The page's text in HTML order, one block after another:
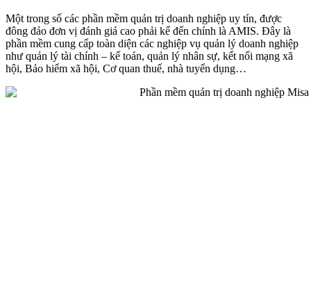
Một trong số các phần mềm quản trị doanh nghiệp uy tín, được
đông đảo đơn vị đánh giá cao phải kể đến chính là AMIS. Đây là
phần mềm cung cấp toàn diện các nghiệp vụ quản lý doanh nghiệp
như quản lý tài chính – kế toán, quản lý nhân sự, kết nối mạng xã
hội, Bảo hiểm xã hội, Cơ quan thuế, nhà tuyển dụng…